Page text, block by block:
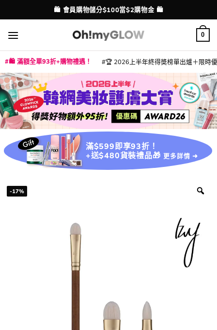
to
content
配送港澳
💳 支援消費券、FPS、八達通、PAYME、信用卡付款
0
🛍️ 滿額全單93折+購物禮遇！ 🏆 2026上半年終得奬榜單出爐＋限時
滿$599即享93折！
+送$480貨裝禮品🎁 更多詳情 ➜
-17%